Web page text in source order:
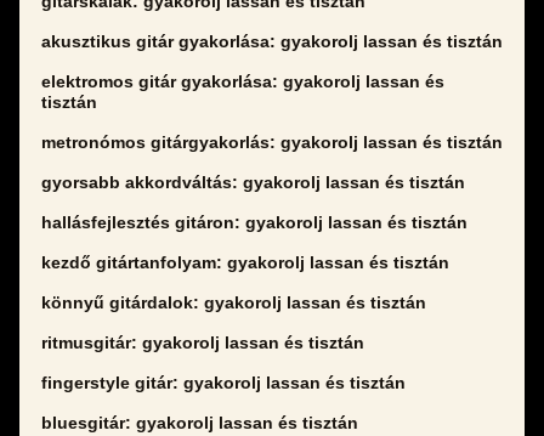
akusztikus gitár gyakorlása: gyakorolj lassan és tisztán
elektromos gitár gyakorlása: gyakorolj lassan és
tisztán
metronómos gitárgyakorlás: gyakorolj lassan és tisztán
gyorsabb akkordváltás: gyakorolj lassan és tisztán
hallásfejlesztés gitáron: gyakorolj lassan és tisztán
kezdő gitártanfolyam: gyakorolj lassan és tisztán
könnyű gitárdalok: gyakorolj lassan és tisztán
ritmusgitár: gyakorolj lassan és tisztán
fingerstyle gitár: gyakorolj lassan és tisztán
bluesgitár: gyakorolj lassan és tisztán